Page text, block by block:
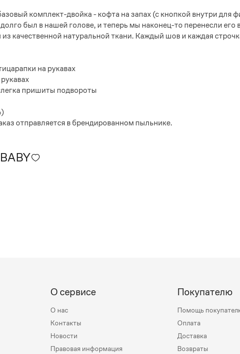
комплект-двойка - кофта на запах (с кнопкой внутри для
был в нашей голове, и теперь мы наконец-то перенесли его
качественной натуральной ткани. Каждый шов и каждая
на рукавах
пришиты подвороты
отправляется в брендированном пыльнике.
О сервисе
О нас
Контакты
Новости
Правовая информация
Покупателю
Помощь
Оплата
Доставка
Возвраты